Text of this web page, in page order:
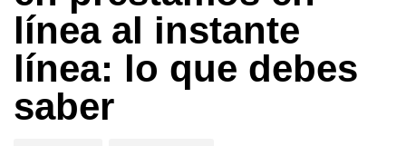
línea al instante
línea: lo que debes
saber